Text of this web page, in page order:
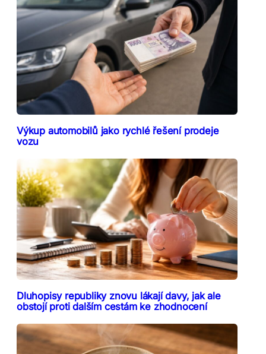
Výkup automobilů jako rychlé řešení prodeje
vozu
Dluhopisy republiky znovu lákají davy, jak ale
obstojí proti dalším cestám ke zhodnocení